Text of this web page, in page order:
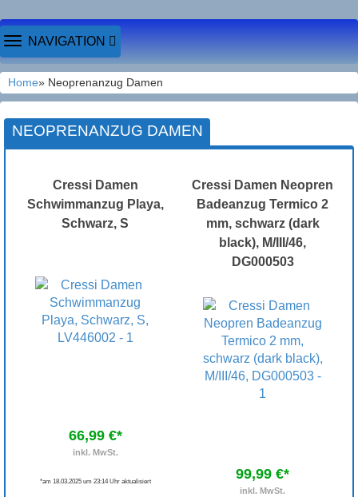
TOGGLE
NAVIGATION
NAVIGATION
Home» Neoprenanzug Damen
NEOPRENANZUG DAMEN
Cressi Damen
Schwimmanzug Playa,
Schwarz, S
66,99 €*
inkl. MwSt.
*am 18.03.2025 um 23:14 Uhr aktualisiert
Cressi Damen Neopren
Badeanzug Termico 2
mm, schwarz (dark
black), M/III/46,
DG000503
99,99 €*
inkl. MwSt.